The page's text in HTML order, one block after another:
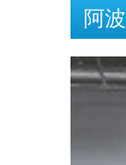
阿